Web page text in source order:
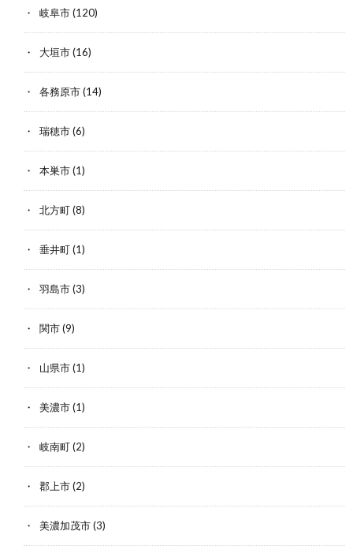
岐阜市(120)
大垣市(16)
各務原市(14)
瑞穂市(6)
本巣市(1)
北方町(8)
垂井町(1)
羽島市(3)
関市(9)
山県市(1)
美濃市(1)
岐南町(2)
郡上市(2)
美濃加茂市(3)